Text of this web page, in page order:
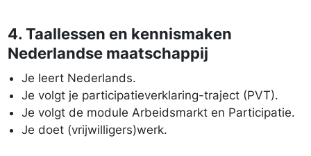
4. Taallessen en kennismaken
Nederlandse maatschappij
Je leert Nederlands.
Je volgt je participatieverklaring-traject (PVT).
Je volgt de module Arbeidsmarkt en Participatie.
Je doet (vrijwilligers)werk.